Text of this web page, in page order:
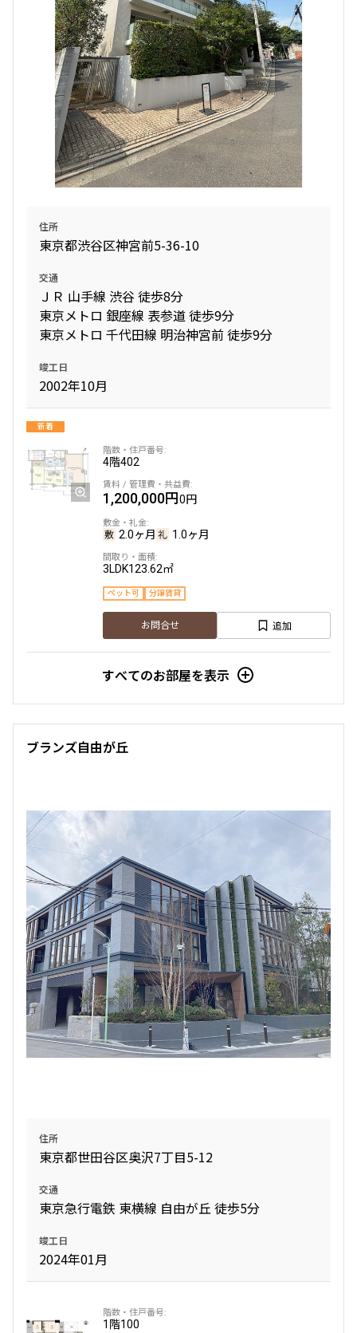
検索対象お部屋数
2950件
お部屋を再検索
住所
東京都渋谷区神宮前5-36-10
交通
ＪＲ 山手線 渋谷 徒歩8分
東京メトロ 銀座線 表参道 徒歩9分
東京メトロ 千代田線 明治神宮前 徒歩9分
竣工日
2002年10月
新着
4階402
1,200,000円0円
2.0ヶ月 1.0ヶ月
3LDK123.62㎡
ペット可 分譲賃貸
お問合せ 追加
すべてのお部屋を表示
ブランズ自由が丘
住所
東京都世田谷区奥沢7丁目5-12
交通
東京急行電鉄 東横線 自由が丘 徒歩5分
竣工日
2024年01月
1階100